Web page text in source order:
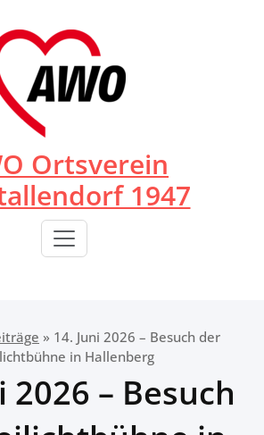
Ortsverein
1947
» 14. Juni 2026 – Besuch der
in Hallenberg
2026 – Besuch